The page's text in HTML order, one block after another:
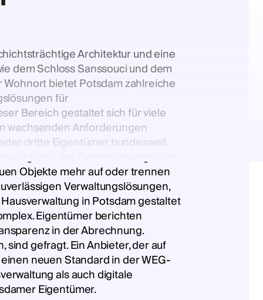
Architektur und eine
dem Schloss Sanssouci und dem
bietet Potsdam zahlreiche
für
Bereich gestaltet sich für viele
wachsenden Anforderungen
dritte Eigentümer bundesweit
des Personalmangels im
Objekte mehr auf oder trennen
Verwaltungslösungen,
in Potsdam gestaltet
Eigentümer berichten
in der Abrechnung.
gefragt. Ein Anbieter, der auf
neuen Standard in der WEG-
als auch digitale
Eigentümer.